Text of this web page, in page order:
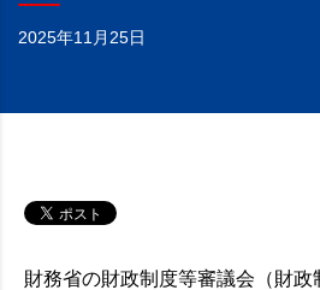
2025年11月25日
財務省の財政制度等審議会（財政